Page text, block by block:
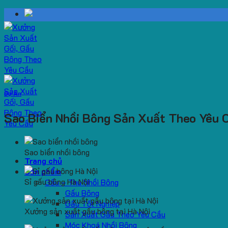
Skip
to
content
Trang chủ
Sản phẩm
Gấu – Thú Nhồi Bông
Gấu Bông
Gấu Tốt Nghiệp
Sản Xuất Gấu Theo Yêu Cầu
Móc Khoá Nhồi Bông
Dự Án
Sao Biển Nhồi Bông Sản Xuất Theo Yêu
Sao biển nhồi bông
Sỉ gấu bông Hà Nội
Xưởng sản xuất gấu bông tại Hà Nội